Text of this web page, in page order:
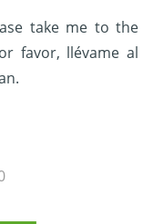
take me to the
favor, llévame al